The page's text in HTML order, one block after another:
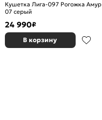
Кушетка Лига-097 Рогожка Амур
07 серый
24 990₽
В корзину